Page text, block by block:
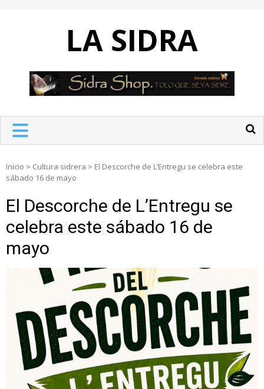
LA SIDRA
Inicio > Cultura sidrera > El Descorche de L’Entregu se celebra este
sábado 16 de mayo
El Descorche de L’Entregu se
celebra este sábado 16 de
mayo